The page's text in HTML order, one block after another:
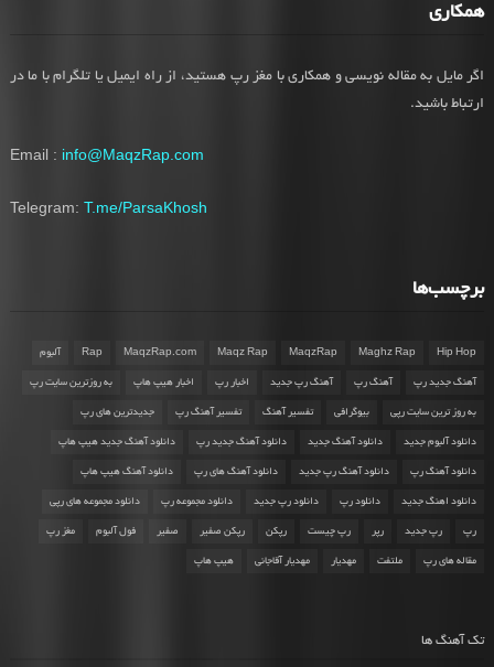
همکاری
اگر مایل به مقاله نویسی و همکاری با مغز رپ هستید، از راه ایمیل یا تلگرام با ما در
ارتباط باشید.
Email : info@MaqzRap.com
Telegram: T.me/ParsaKhosh
برچسب‌ها
Hip Hop
Maghz Rap
MaqzRap
Maqz Rap
MaqzRap.com
Rap آلبوم
آهنگ جدید رپ آهنگ رپ آهنگ رپ جدید اخبار رپ اخبار هیپ هاپ به روزترین سایت رپ
به روز ترین سایت رپی بیوگرافی تفسیر آهنگ تفسیر آهنگ رپ جدیدترین های رپ
دانلود آلبوم جدید دانلود آهنگ جدید دانلود آهنگ جدید رپ دانلود آهنگ جدید هیپ هاپ
دانلود آهنگ رپ دانلود آهنگ رپ جدید دانلود آهنگ های رپ دانلود آهنگ هیپ هاپ
دانلود اهنگ جدید دانلود رپ دانلود رپ جدید دانلود مجموعه رپ دانلود مجموعه های رپی
رپ رپ جدید رپر رپ چیست رپکن رپکن صفیر صفیر فول آلبوم مغز رپ
مقاله های رپ ملتفت مهدیار مهدیار آقاجانی هیپ هاپ
تک آهنگ ها